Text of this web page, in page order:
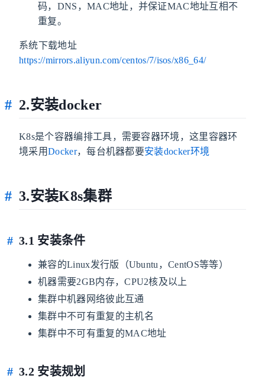
码，DNS，MAC地址，并保证MAC地址互相不
重复。
系统下载地址
https://mirrors.aliyun.com/centos/7/isos/x86_64/
2.安装docker
K8s是个容器编排工具，需要容器环境，这里容器环
境采用Docker，每台机器都要安装docker环境
3.安装K8s集群
3.1 安装条件
兼容的Linux发行版（Ubuntu，CentOS等等）
机器需要2GB内存，CPU2核及以上
集群中机器网络彼此互通
集群中不可有重复的主机名
集群中不可有重复的MAC地址
3.2 安装规划